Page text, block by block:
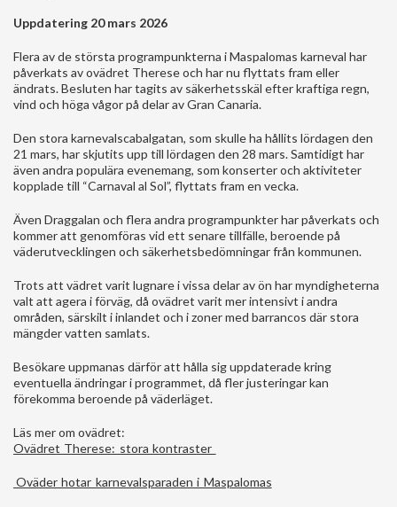
Uppdatering 20 mars 2026
Flera av de största programpunkterna i Maspalomas karneval har
påverkats av ovädret Therese och har nu flyttats fram eller
ändrats. Besluten har tagits av säkerhetsskäl efter kraftiga regn,
vind och höga vågor på delar av Gran Canaria.
Den stora karnevalscabalgatan, som skulle ha hållits lördagen den
21 mars, har skjutits upp till lördagen den 28 mars. Samtidigt har
även andra populära evenemang, som konserter och aktiviteter
kopplade till “Carnaval al Sol”, flyttats fram en vecka.
Även Draggalan och flera andra programpunkter har påverkats och
kommer att genomföras vid ett senare tillfälle, beroende på
väderutvecklingen och säkerhetsbedömningar från kommunen.
Trots att vädret varit lugnare i vissa delar av ön har myndigheterna
valt att agera i förväg, då ovädret varit mer intensivt i andra
områden, särskilt i inlandet och i zoner med barrancos där stora
mängder vatten samlats.
Besökare uppmanas därför att hålla sig uppdaterade kring
eventuella ändringar i programmet, då fler justeringar kan
förekomma beroende på väderläget.
Läs mer om ovädret:
Ovädret Therese: stora kontraster
Oväder hotar karnevalsparaden i Maspalomas